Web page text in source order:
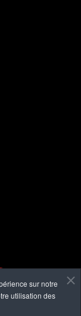
sur notre
utilisation des